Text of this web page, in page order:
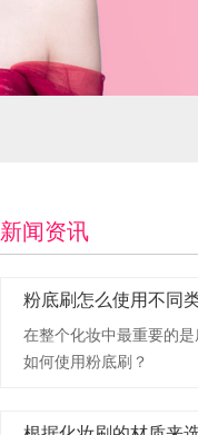
新闻资讯
粉底刷怎么使用不同
在整个化妆中最重要的
如何使用粉底刷？